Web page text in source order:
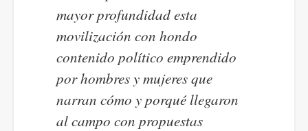
mayor profundidad esta
movilización con hondo
contenido político emprendido
por hombres y mujeres que
narran cómo y porqué llegaron
al campo con propuestas